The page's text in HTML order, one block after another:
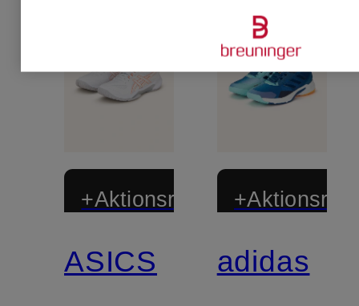
+Aktionsrabatt
ASICS
Zertifiziert
adidas